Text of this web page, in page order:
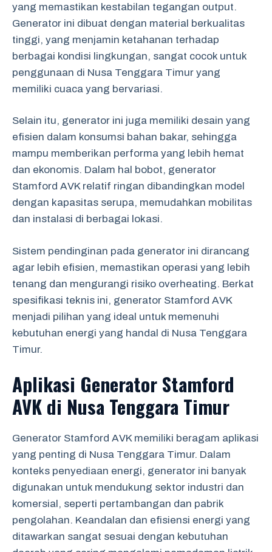
yang memastikan kestabilan tegangan output.
Generator ini dibuat dengan material berkualitas
tinggi, yang menjamin ketahanan terhadap
berbagai kondisi lingkungan, sangat cocok untuk
penggunaan di Nusa Tenggara Timur yang
memiliki cuaca yang bervariasi.
Selain itu, generator ini juga memiliki desain yang
efisien dalam konsumsi bahan bakar, sehingga
mampu memberikan performa yang lebih hemat
dan ekonomis. Dalam hal bobot, generator
Stamford AVK relatif ringan dibandingkan model
dengan kapasitas serupa, memudahkan mobilitas
dan instalasi di berbagai lokasi.
Sistem pendinginan pada generator ini dirancang
agar lebih efisien, memastikan operasi yang lebih
tenang dan mengurangi risiko overheating. Berkat
spesifikasi teknis ini, generator Stamford AVK
menjadi pilihan yang ideal untuk memenuhi
kebutuhan energi yang handal di Nusa Tenggara
Timur.
Aplikasi Generator Stamford
AVK di Nusa Tenggara Timur
Generator Stamford AVK memiliki beragam aplikasi
yang penting di Nusa Tenggara Timur. Dalam
konteks penyediaan energi, generator ini banyak
digunakan untuk mendukung sektor industri dan
komersial, seperti pertambangan dan pabrik
pengolahan. Keandalan dan efisiensi energi yang
ditawarkan sangat sesuai dengan kebutuhan